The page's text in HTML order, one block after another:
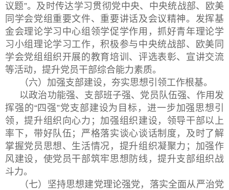
议题”。及时传达学习贯彻党中央、中央统战部、欧美
同学会党组重要文件、重要讲话及会议精神。发挥基
金会理论学习中心组领学促学作用，抓好青年理论学
习小组理论学习工作，积极参与中央统战部、欧美同
学会党组组织开展的教育培训、评选表彰、宣讲交流
等活动，提升党员干部综合能力素质。
（六）加强支部建设，夯实思想引领工作根基。
以政治功能强、支部班子强、党员队伍强、作用发
挥强的“四强”党支部建设为目标，进一步加强思想引
领，提升组织向心力；加强组织建设，领导干部以上
率下，带好队伍；严格落实谈心谈话制度，及时了解
掌握党员思想、生活情况，提升组织凝聚力；加强作
风建设，使党员干部筑牢思想防线，提升支部组织战
斗力。
（七）坚持思想建党理论强党，落实全面从严治党